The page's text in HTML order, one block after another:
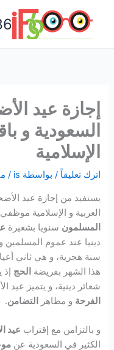
المحتوى
السعودية و
الإسلامية
اترك تعليقاً / بواسطة is
/
العربية و الإسلامية
المسلمون سنويا بشعيرة
دينيا عند عموم
سنة هجرية، و هي ثاني
هذا الشهر بفريضة الحج
شعائر دينية، و يتميز عيد
الفرحة و مظاهر التضامن.
و بالتزامن مع إقتراب عيد
الكثير في السعودية عن